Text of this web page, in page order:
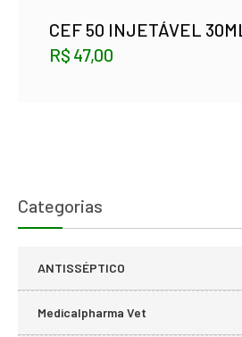
CEF 50 INJETÁVEL 30ML
R$ 47,00
Categorias
ANTISSÉPTICO
Medicalpharma Vet